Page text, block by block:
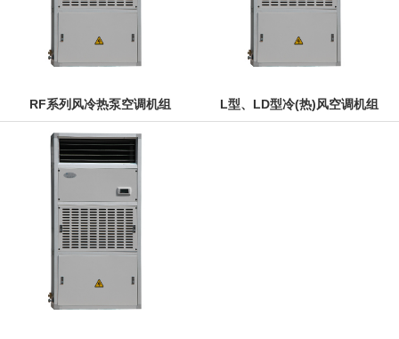
RF系列风冷热泵空调机组 L型、LD型冷(热)风空调机组